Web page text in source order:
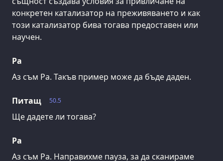
конкретен катализатор на преживяването и как
този катализатор бива тогава предоставен или
научен.
Ра
Аз съм Ра. Такъв пример може да бъде даден.
50.5
Питащ
Ще дадете ли тогава?
Ра
Аз съм Ра. Направихме пауза, за да сканираме